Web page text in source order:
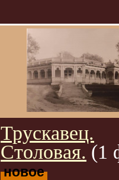
Трускавец.
Столовая. (1
новое